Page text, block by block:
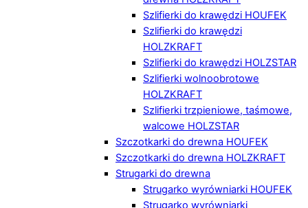
Szlifierki do krawędzi HOUFEK
Szlifierki do krawędzi
HOLZKRAFT
Szlifierki do krawędzi HOLZSTAR
Szlifierki wolnoobrotowe
HOLZKRAFT
Szlifierki trzpieniowe, taśmowe,
walcowe HOLZSTAR
Szczotkarki do drewna HOUFEK
Szczotkarki do drewna HOLZKRAFT
Strugarki do drewna
Strugarko wyrówniarki HOUFEK
Strugarko wyrówniarki